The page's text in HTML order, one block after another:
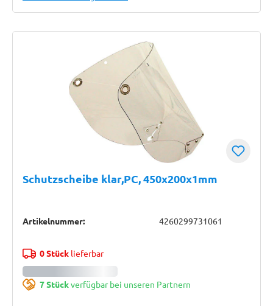
Schutzscheibe klar,PC, 450x200x1mm
Artikelnummer: 4260299731061
0 Stücklieferbar
7 Stückverfügbar bei unseren Partnern